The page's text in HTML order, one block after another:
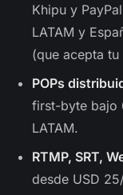
Khipu y
LATAM y
(que acepta
POPs
first-byte bajo
LATAM.
RTMP, SRT,
desde USD